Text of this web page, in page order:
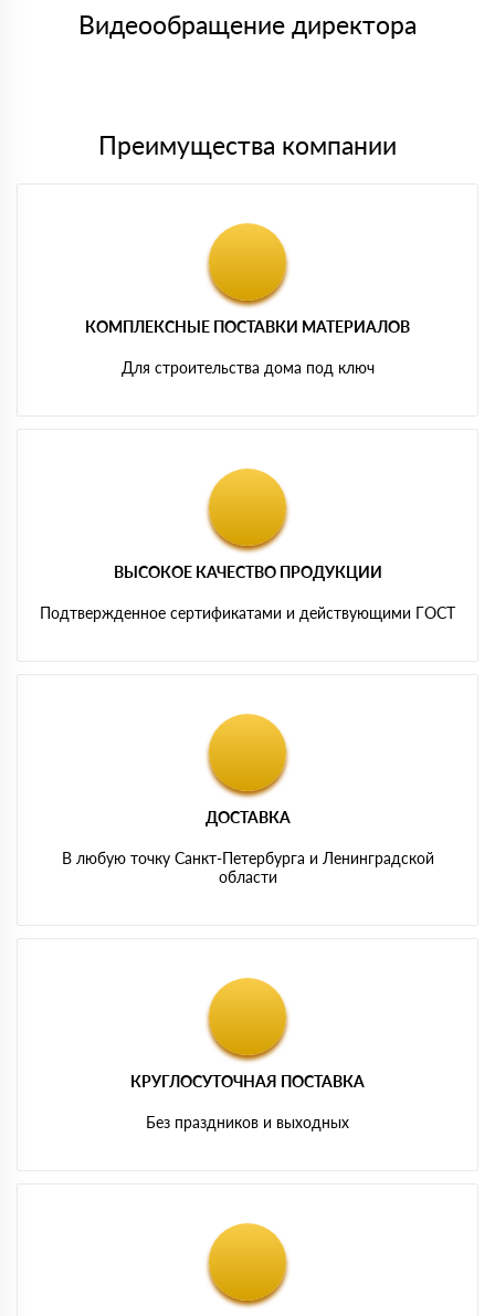
либо Вы забираете товар со склада самовывоза.
Видеообращение директора
Преимущества компании
КОМПЛЕКСНЫЕ ПОСТАВКИ МАТЕРИАЛОВ
Для строительства дома под ключ
ВЫСОКОЕ КАЧЕСТВО ПРОДУКЦИИ
Подтвержденное сертификатами и действующими ГОСТ
ДОСТАВКА
В любую точку Санкт-Петербурга и Ленинградской
области
КРУГЛОСУТОЧНАЯ ПОСТАВКА
Без праздников и выходных